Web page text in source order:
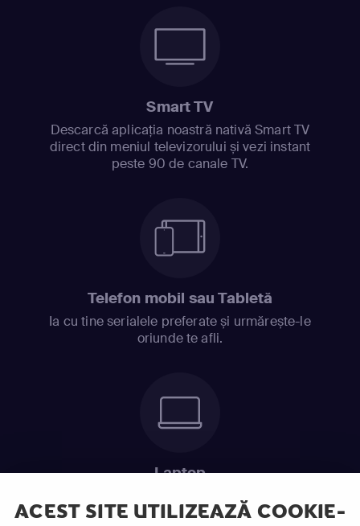
ACEST SITE UTILIZEAZĂ COOKIE-
Smart TV
Descarcă aplicația noastră nativă Smart TV
direct din meniul televizorului și vezi instant
peste 90 de canale TV.
Telefon mobil sau Tabletă
Ia cu tine serialele preferate și urmărește-le
oriunde te afli.
Laptop